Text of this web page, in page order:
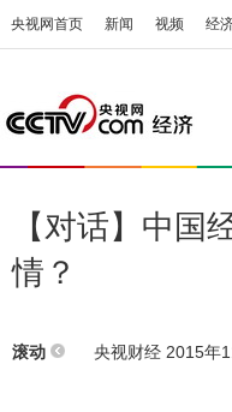
央视网首页 新闻 视频 经
【对话】中国
情？
滚动 央视财经 2015年